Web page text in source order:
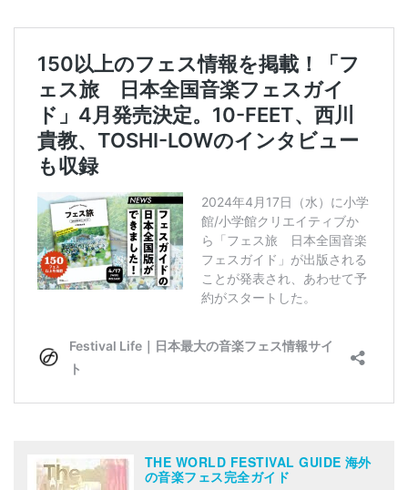
THE WORLD FESTIVAL GUIDE 海外
の音楽フェス完全ガイド